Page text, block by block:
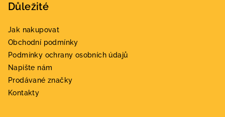
Důležité
Jak nakupovat
Obchodní podmínky
Podmínky ochrany osobních údajů
Napište nám
Prodávané značky
Kontakty